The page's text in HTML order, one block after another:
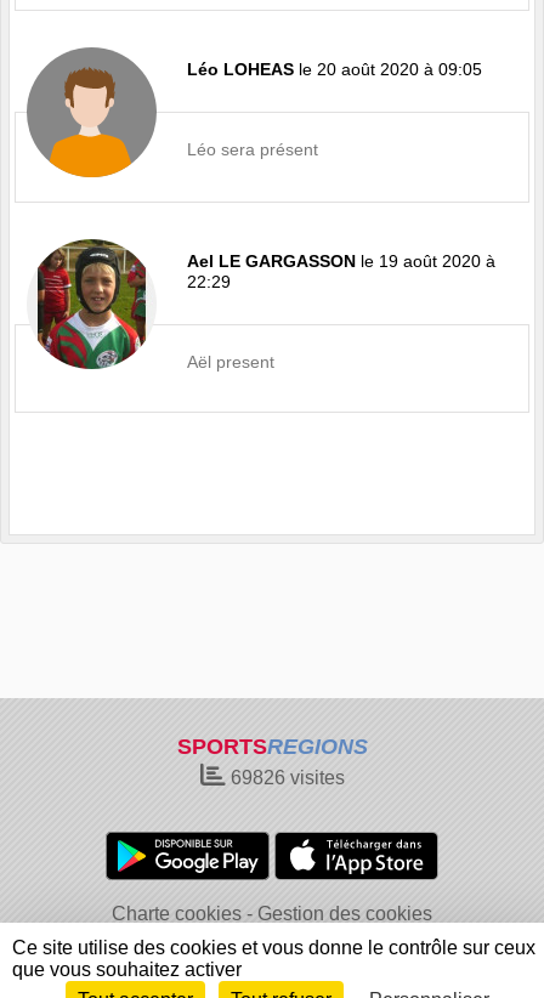
Léo LOHEAS le 20 août 2020 à 09:05
Léo sera présent
Ael LE GARGASSON le 19 août 2020 à
22:29
Aël present
SPORTSREGIONS
69826visites
Charte cookies
Gestion des cookies
Informations légales
Signaler un contenu inapproprié
Ce site utilise des cookies et vous donne le contrôle sur ceux
que vous souhaitez activer